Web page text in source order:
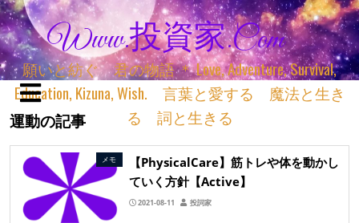
Www.投資家.com
願いと紡ぐ 君の物語 ＊ Love, Adventure, Survival,
Education, Kizuna, Wish. 言葉と愛する 魔法と生き
る 詞と生きる
運動の記事
メモ
【PhysicalCare】筋トレや体を動かし
ていく方針【Active】
2021-08-11 投詞家